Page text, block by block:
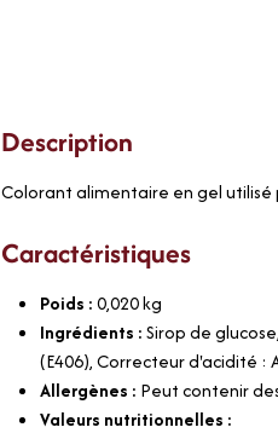
Description
Colorant alimentaire en gel utilisé
Caractéristiques
Poids :0,020kg
Ingrédients :Sirop de
(E406), Correcteur d'acidité :
Allergènes : Peut contenir
Valeurs nutritionnelles :